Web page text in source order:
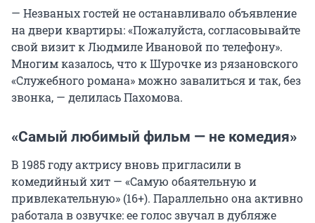
— Незваных гостей не останавливало объявление
на двери квартиры: «Пожалуйста, согласовывайте
свой визит к Людмиле Ивановой по телефону».
Многим казалось, что к Шурочке из рязановского
«Служебного романа» можно завалиться и так, без
звонка, — делилась Пахомова.
«Самый любимый фильм — не комедия»
В 1985 году актрису вновь пригласили в
комедийный хит — «Самую обаятельную и
привлекательную» (16+). Параллельно она активно
работала в озвучке: ее голос звучал в дубляже